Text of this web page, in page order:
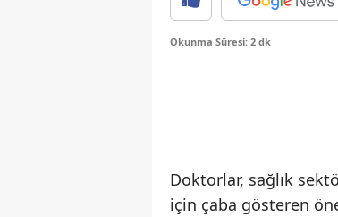
Okunma Süresi: 2 dk
Doktorlar, sağlık
için çaba gösteren